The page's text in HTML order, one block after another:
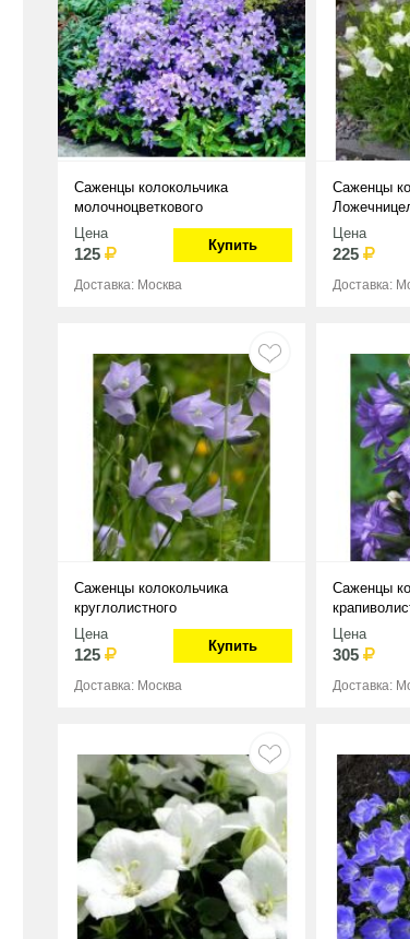
Саженцы колокольчика
молочноцветкового
Цена
125 Купить
Доставка: Москва
Саженцы
Цена
225
Доставка:
Саженцы колокольчика
круглолистного
Цена
125 Купить
Доставка: Москва
Саженцы
Цена
305
Доставка: